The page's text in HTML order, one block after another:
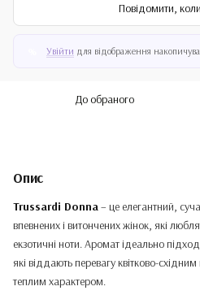
Повідомити,
Увійти для відображення
До обраного
Опис
Trussardi Donna– це елегантний,
впевнених і витончених жінок, які
екзотичні ноти. Аромат ідеально
які віддають перевагу квітково-
теплим характером.